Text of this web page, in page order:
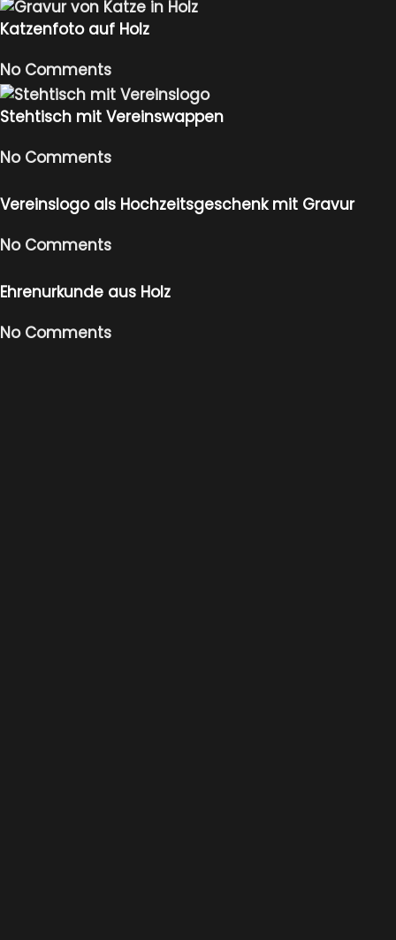
Katzenfoto auf Holz
No Comments
Stehtisch mit Vereinswappen
No Comments
Vereinslogo als Hochzeitsgeschenk mit Gravur
No Comments
Ehrenurkunde aus Holz
No Comments